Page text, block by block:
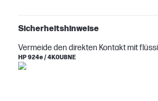
Sicherheitshinweise
Vermeide den direkten Kontakt mit
HP 924e / 4K0U8NE